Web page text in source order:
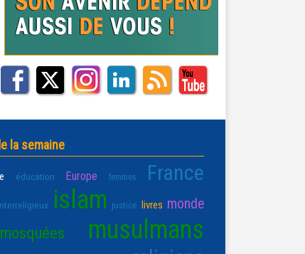
la semaine
éducation Europe femmes France
islam justice livres monde
mosquées musulmans